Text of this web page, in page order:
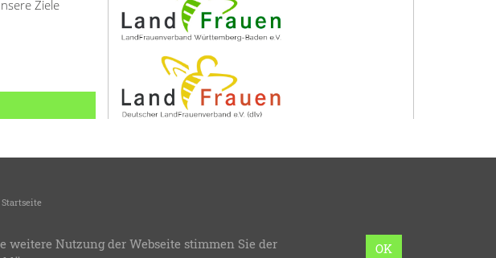
Ziele
Startseite
Baden e.V.-Design & Programmierung:bzweic GmbH OK
weitere Nutzung der Webseite stimmen Sie der